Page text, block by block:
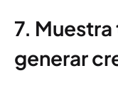
7.
generar